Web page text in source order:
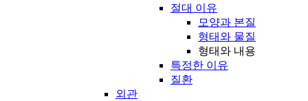
절대 이유
모양과 본질
형태와 물질
형태와 내용
특정한 이유
질환
외관